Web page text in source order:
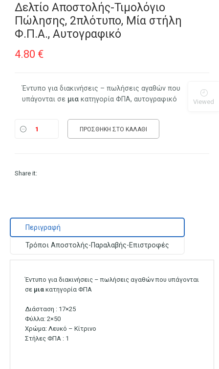
Δελτίο Αποστολής-Τιμολόγιο
Πώλησης, 2πλότυπο, Μία στήλη
Φ.Π.Α., Αυτογραφικό
4.80 €
Έντυπο για διακινήσεις – πωλήσεις αγαθών που
υπάγονται σε μια κατηγορία ΦΠΑ, αυτογραφικό
ΠΡΟΣΘΉΚΗ ΣΤΟ ΚΑΛΆΘΙ
Share it:
Περιγραφή
Τρόποι Αποστολής-Παραλαβής-Επιστροφές
Έντυπο για διακινήσεις – πωλήσεις αγαθών που υπάγονται
σε μια κατηγορία ΦΠΑ
Διάσταση : 17×25
Φύλλα: 2×50
Χρώμα: Λευκό – Κίτρινο
Στήλες ΦΠΑ : 1
Viewed